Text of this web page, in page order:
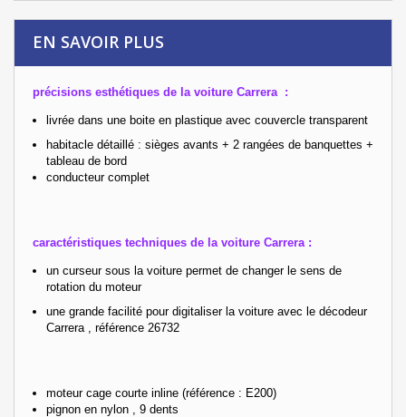
EN SAVOIR PLUS
précisions esthétiques de la voiture Carrera :
livrée dans une boite en plastique avec couvercle transparent
habitacle détaillé : sièges avants + 2 rangées de banquettes +
tableau de bord
conducteur complet
caractéristiques techniques de la voiture Carrera :
un curseur sous la voiture permet de changer le sens de
rotation du moteur
une grande facilité pour digitaliser la voiture avec le décodeur
Carrera , référence 26732
moteur cage courte inline (référence : E200)
pignon en nylon , 9 dents